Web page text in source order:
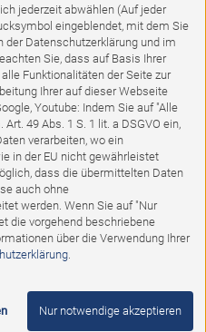
jederzeit abwählen (Auf jeder
eingeblendet, mit dem Sie
der Datenschutzerklärung und im
Sie, dass auf Basis Ihrer
Funktionalitäten der Seite zur
Ihrer auf dieser Webseite
Youtube: Indem Sie auf "Alle
49 Abs. 1 S. 1 lit. a DSGVO ein,
verarbeiten, wo ein
in der EU nicht gewährleistet
dass die übermittelten Daten
auch ohne
werden. Wenn Sie auf "Nur
die vorgehend beschriebene
über die Verwendung Ihrer
.
Nur notwendige akzeptieren